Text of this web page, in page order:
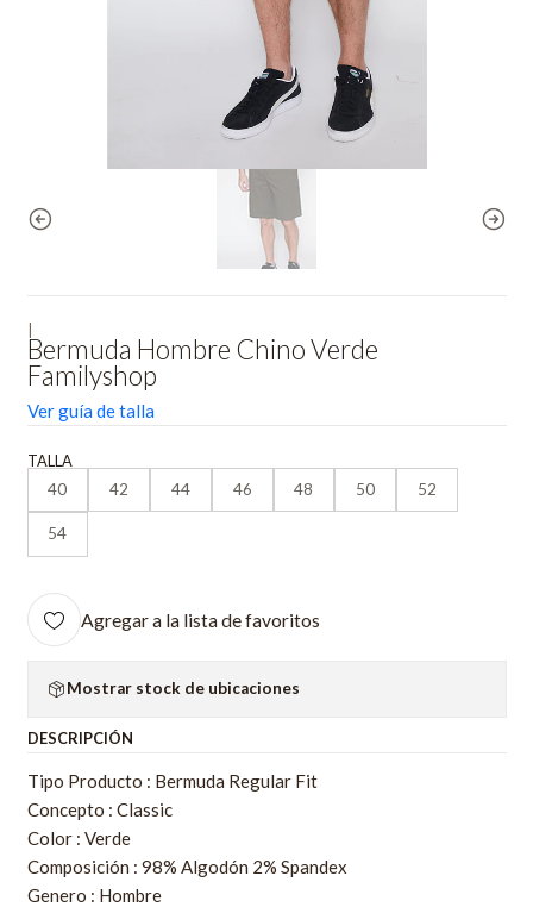
Bermuda Hombre Chino Verde
Familyshop
Ver guía de talla
TALLA
40
42 44 46 48 50 52
54
Agregar a la lista de favoritos
Mostrar stock de ubicaciones
DESCRIPCIÓN
Tipo Producto : Bermuda Regular Fit
Concepto : Classic
Color : Verde
Composición : 98% Algodón 2% Spandex
Genero : Hombre